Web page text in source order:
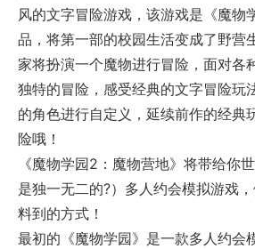
风的文字冒险游戏，该游戏是《魔物
品，将第一部的校园生活变成了野营
家将扮演一个魔物进行冒险，面对各
独特的冒险，感受经典的文字冒险玩
的角色进行自定义，延续前作的经典
险哦！
《魔物学园2：魔物营地》将带给你
是独一无二的?）多人约会模拟游戏
料到的方式！
最初的《魔物学园》是一款多人约会